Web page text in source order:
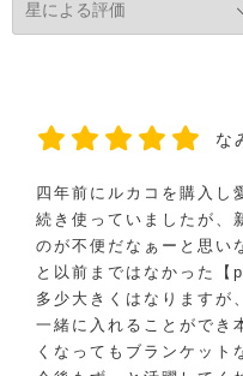
な
四年前にルカコを購入し
続き使っていましたが、
のが不便だなぁーと思い
と以前まではなかった【
多少大きくはなりますが
一緒に入れることができ
くなってもブランケット